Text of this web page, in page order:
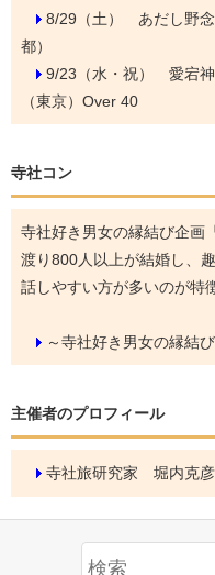
8/29（土） あだし野
都）
9/23（水・祝） 愛宕
（東京）Over 40
寺社コン
寺社好き男女の縁結び企画
渡り800人以上が結婚し、
話しやすい方が多いのが特
～寺社好き男女の縁結
主催者のプロフィール
寺社旅研究家 堀内克